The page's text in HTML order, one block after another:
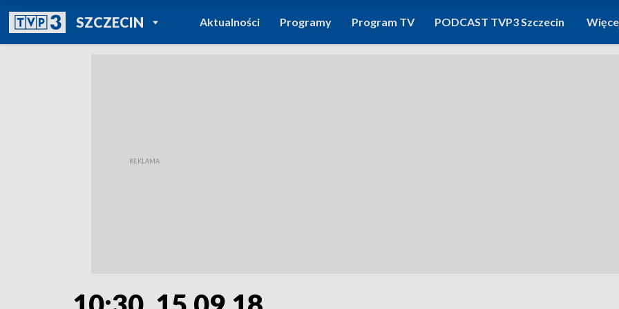
SZCZECINPOWRÓT DO
TVP REGIONY
Aktualności Programy Program TV PODCAST TVP3 Szczecin